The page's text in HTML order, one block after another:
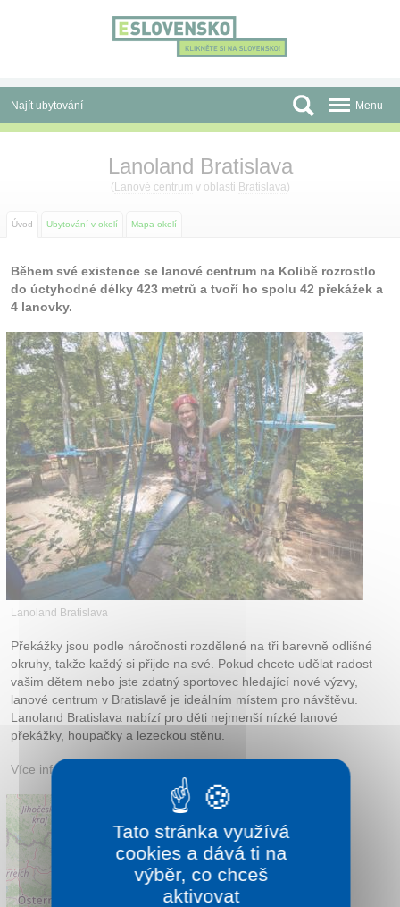
Najít ubytování
Autobusové zájezdy
Před cestou
Atrakce
O nás
Kontakt
Menu
Lanoland Bratislava
( Lanové centrum v oblasti Bratislava)
Úvod Ubytování v okolí Mapa okolí
Během své existence se lanové centrum na Kolibě rozrostlo
do úctyhodné délky 423 metrů a tvoří ho spolu 42 překážek a
4 lanovky.
Lanoland Bratislava
Překážky jsou podle náročnosti rozdělené na tři barevně odlišné
okruhy, takže každý si přijde na své. Pokud chcete udělat radost
vašim dětem nebo jste zdatný sportovec hledající nové výzvy,
lanové centrum v Bratislavě je ideálním místem pro návštěvu.
Lanoland Bratislava nabízí pro děti nejmenší nízké lanové
překážky, houpačky a lezeckou stěnu.
Více informací:
Tato stránka využívá
cookies a dává ti na
výběr, co chceš
aktivovat